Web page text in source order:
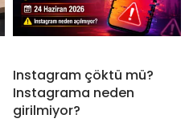
Instagram çöktü mü?
Instagrama neden
girilmiyor?